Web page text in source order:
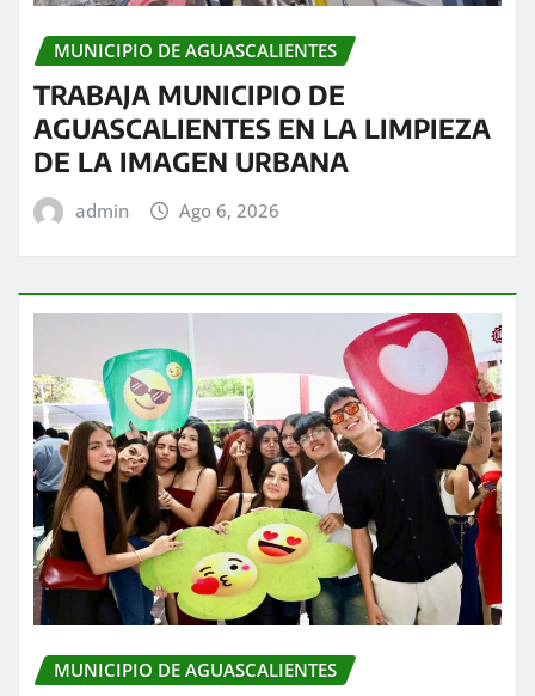
MUNICIPIO DE AGUASCALIENTES
TRABAJA MUNICIPIO DE
AGUASCALIENTES EN LA LIMPIEZA
DE LA IMAGEN URBANA
admin Ago 6, 2026
MUNICIPIO DE AGUASCALIENTES